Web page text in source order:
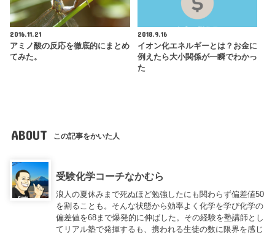
2016.11.21
アミノ酸の反応を徹底的にまとめ
てみた。
2018.9.16
イオン化エネルギーとは？お金に
例えたら大小関係が一瞬でわかっ
た
ABOUT この記事をかいた人
受験化学コーチなかむら
浪人の夏休みまで死ぬほど勉強したにも関わらず偏差値50
を割ることも。そんな状態から効率よく化学を学び化学の
偏差値を68まで爆発的に伸ばした。その経験を塾講師とし
てリアル塾で発揮するも、携われる生徒の数に限界を感じ